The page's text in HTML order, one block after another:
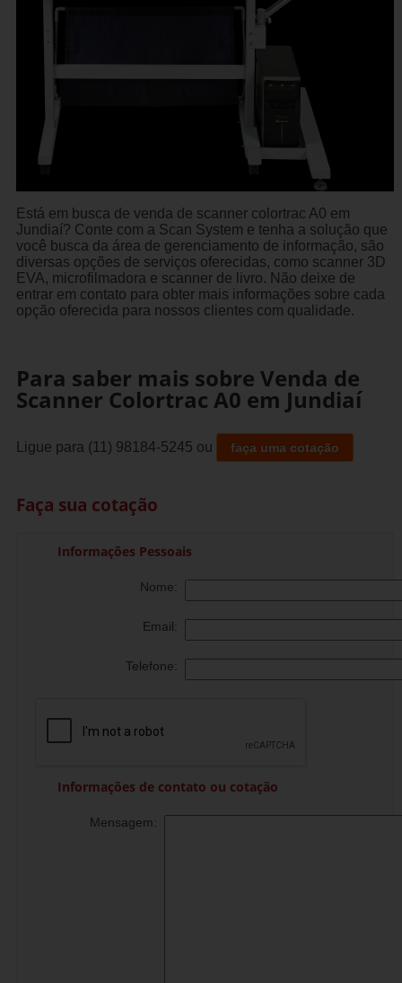
Está em busca de venda de scanner colortrac A0 em
Jundiaí? Conte com a Scan System e tenha a solução que
você busca da área de gerenciamento de informação, são
diversas opções de serviços oferecidas, como scanner 3D
EVA, microfilmadora e scanner de livro. Não deixe de
entrar em contato para obter mais informações sobre cada
opção oferecida para nossos clientes com qualidade.
Para saber mais sobre Venda de
Scanner Colortrac A0 em Jundiaí
Ligue para (11) 98184-5245 ou faça uma cotação
Faça sua cotação
Informações Pessoais
Nome:
Email:
Telefone:
Informações de contato ou cotação
Mensagem: